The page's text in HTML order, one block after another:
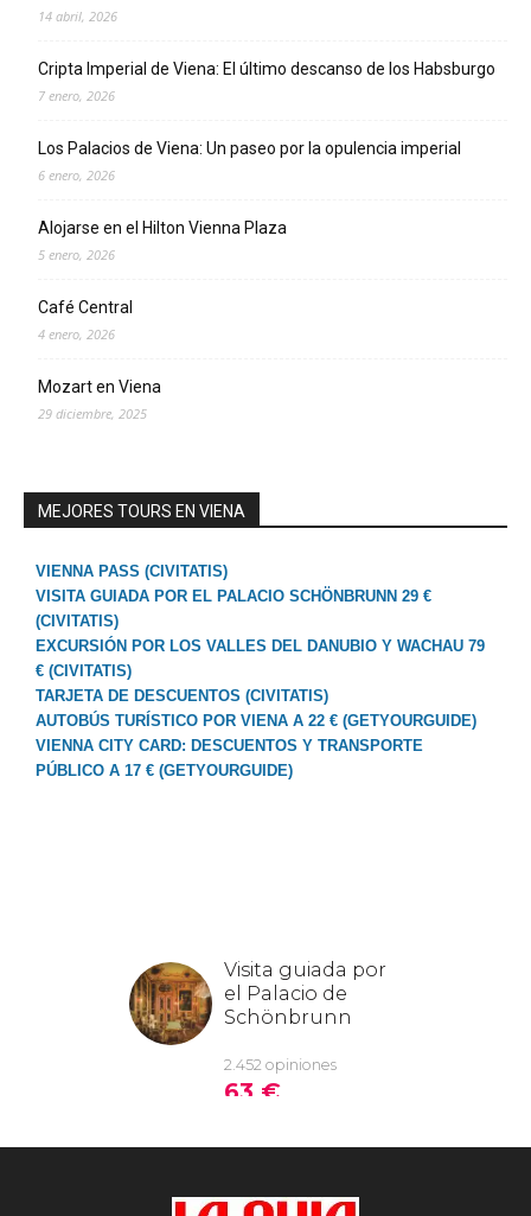
14 abril, 2026
Cripta Imperial de Viena: El último descanso de los Habsburgo
7 enero, 2026
Los Palacios de Viena: Un paseo por la opulencia imperial
6 enero, 2026
Alojarse en el Hilton Vienna Plaza
5 enero, 2026
Café Central
4 enero, 2026
Mozart en Viena
29 diciembre, 2025
MEJORES TOURS EN VIENA
VIENNA PASS (CIVITATIS)
VISITA GUIADA POR EL PALACIO SCHÖNBRUNN 29 €
(CIVITATIS)
EXCURSIÓN POR LOS VALLES DEL DANUBIO Y WACHAU 79
€ (CIVITATIS)
TARJETA DE DESCUENTOS (CIVITATIS)
AUTOBÚS TURÍSTICO POR VIENA A 22 € (GETYOURGUIDE)
VIENNA CITY CARD: DESCUENTOS Y TRANSPORTE
PÚBLICO A 17 € (GETYOURGUIDE)